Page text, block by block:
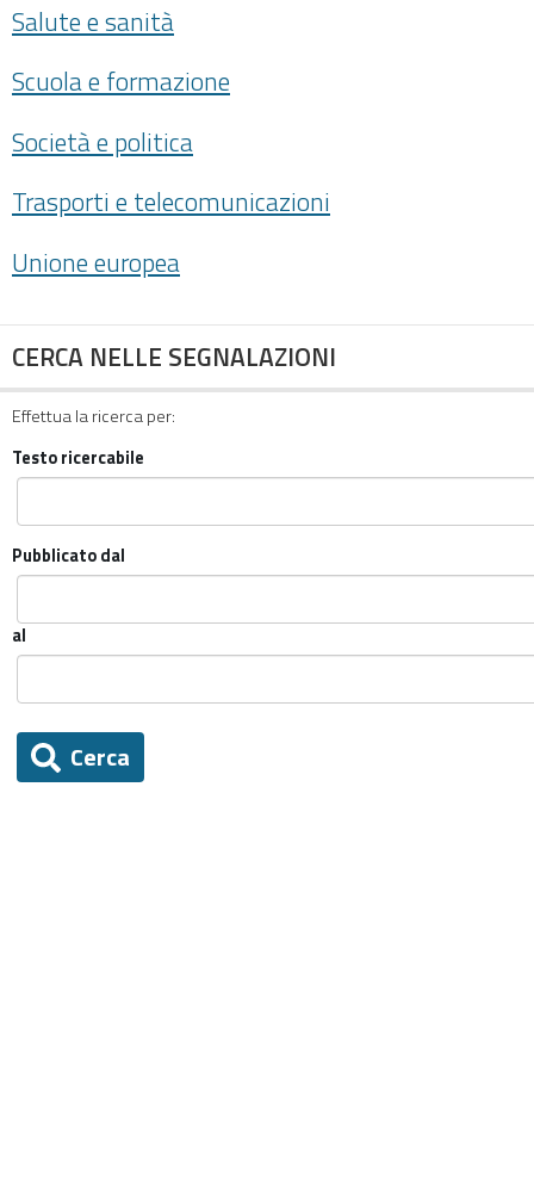
Salute e sanità
Scuola e formazione
Società e politica
Trasporti e telecomunicazioni
Unione europea
CERCA NELLE SEGNALAZIONI
Effettua la ricerca per:
Testo ricercabile
Pubblicato dal
al